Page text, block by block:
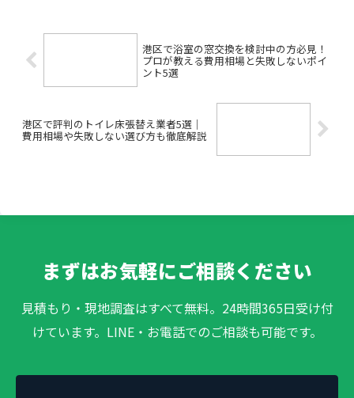
港区で浴室の窓交換を検討中の方必見！
プロが教える費用相場と失敗しないポイ
ント5選
港区で評判のトイレ床張替え業者5選｜
費用相場や失敗しない選び方も徹底解説
まずはお気軽にご相談ください
見積もり・現地調査はすべて無料。24時間365日受け付
けています。LINE・お電話でのご相談も可能です。